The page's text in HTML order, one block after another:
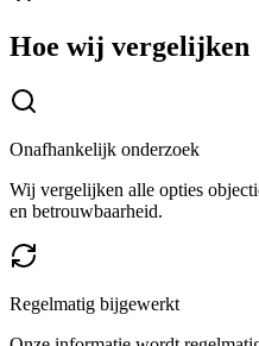
Hoe wij vergelijken
Onafhankelijk onderzoek
Wij vergelijken alle opties
en betrouwbaarheid.
Regelmatig bijgewerkt